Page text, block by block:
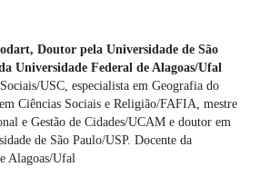
Doutor pela Universidade de São
Universidade Federal de Alagoas/Ufal
USC, especialista em Geografia do
Ciências Sociais e Religião/FAFIA, mestre
e Gestão de Cidades/UCAM e doutor em
de São Paulo/USP. Docente da
Alagoas/Ufal